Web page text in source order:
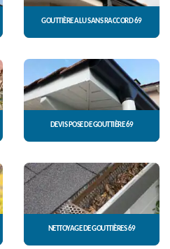
GOUTTIÈRE ALU SANS RACCORD 69
DEVIS POSE DE GOUTTIÈRE 69
NETTOYAGE DE GOUTTIÈRES 69